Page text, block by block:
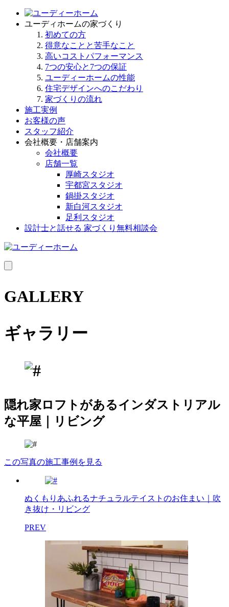
ユーディホームの家づくり
初めての方
得意なことと苦手なこと
高いコストパフォーマンス
7つの安心と7つの保証
ユーディーホームの性能
住宅デザインへのこだわり
家づくりの流れ
施工実例
お客様の声
スタッフ紹介
会社概要・店舗案内
会社概要
店舗一覧
厚崎スタジオ
宇都宮スタジオ
鍋掛スタジオ
新白河スタジオ
足利スタジオ
設計士と話せる 家づくり無料相談会
MENU
GALLERY
ギャラリー
隠れ家ロフトがあるインダストリアル
な平屋｜リビング
この写真の施工事例を見る
ぬくもりあふれるナチュラルテイストのお住まい｜吹
き抜け・リビング
PREV